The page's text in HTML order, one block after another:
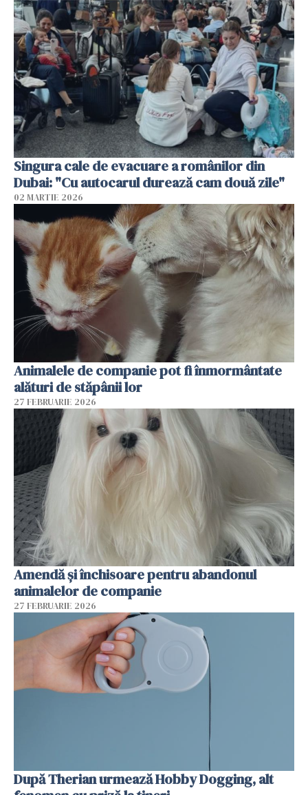
Singura cale de evacuare a românilor din
Dubai: "Cu autocarul durează cam două zile"
02 MARTIE 2026
Animalele de companie pot fi înmormântate
alături de stăpânii lor
27 FEBRUARIE 2026
Amendă și închisoare pentru abandonul
animalelor de companie
27 FEBRUARIE 2026
După Therian urmează Hobby Dogging, alt